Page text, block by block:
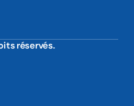
réservés.